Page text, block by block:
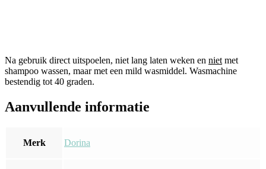
Na gebruik direct uitspoelen, niet lang laten weken en niet met
shampoo wassen, maar met een mild wasmiddel. Wasmachine
bestendig tot 40 graden.
Aanvullende informatie
Merk Dorina